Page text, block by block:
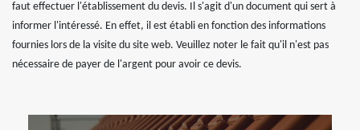
faut effectuer l'établissement du devis. Il s'agit d'un document qui sert à
informer l'intéressé. En effet, il est établi en fonction des informations
fournies lors de la visite du site web. Veuillez noter le fait qu'il n'est pas
nécessaire de payer de l'argent pour avoir ce devis.